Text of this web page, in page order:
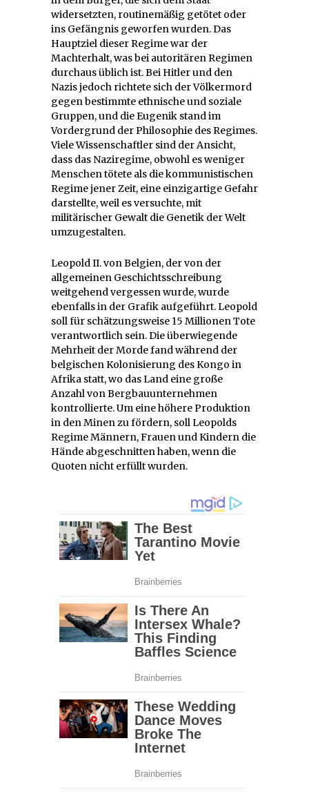
widersetzten, routinemäßig getötet oder
ins Gefängnis geworfen wurden. Das
Hauptziel dieser Regime war der
Machterhalt, was bei autoritären Regimen
durchaus üblich ist. Bei Hitler und den
Nazis jedoch richtete sich der Völkermord
gegen bestimmte ethnische und soziale
Gruppen, und die Eugenik stand im
Vordergrund der Philosophie des Regimes.
Viele Wissenschaftler sind der Ansicht,
dass das Naziregime, obwohl es weniger
Menschen tötete als die kommunistischen
Regime jener Zeit, eine einzigartige Gefahr
darstellte, weil es versuchte, mit
militärischer Gewalt die Genetik der Welt
umzugestalten.
Leopold II. von Belgien, der von der
allgemeinen Geschichtsschreibung
weitgehend vergessen wurde, wurde
ebenfalls in der Grafik aufgeführt. Leopold
soll für schätzungsweise 15 Millionen Tote
verantwortlich sein. Die überwiegende
Mehrheit der Morde fand während der
belgischen Kolonisierung des Kongo in
Afrika statt, wo das Land eine große
Anzahl von Bergbauunternehmen
kontrollierte. Um eine höhere Produktion
in den Minen zu fördern, soll Leopolds
Regime Männern, Frauen und Kindern die
Hände abgeschnitten haben, wenn die
Quoten nicht erfüllt wurden.